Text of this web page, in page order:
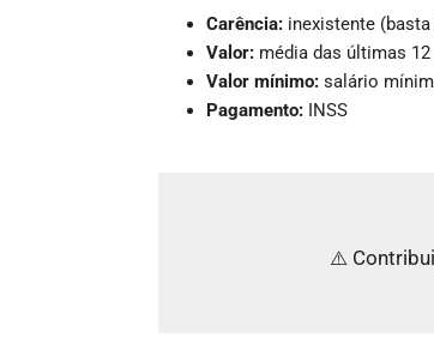
Carência: inexistente
Valor: média das últimas
Valor mínimo: salário
Pagamento: INSS
⚠️